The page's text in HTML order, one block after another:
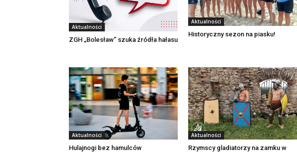
Aktualności
ZGH „Bolesław” szuka źródła hałasu
Aktualności
Historyczny sezon na piasku!
Aktualności
Hulajnogi bez hamulców
Aktualności
Rzymscy gladiatorzy na zamku w